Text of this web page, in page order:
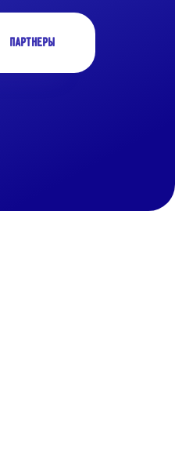
Партнеры